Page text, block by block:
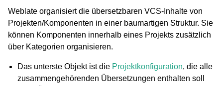
Weblate organisiert die übersetzbaren VCS-Inhalte von
Projekten/Komponenten in einer baumartigen Struktur. Sie
können Komponenten innerhalb eines Projekts zusätzlich
über Kategorien organisieren.
Das unterste Objekt ist die Projektkonfiguration, die alle
zusammengehörenden Übersetzungen enthalten soll